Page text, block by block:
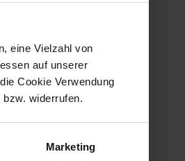
eine Vielzahl von
auf unserer
Cookie Verwendung
bzw. widerrufen.
Marketing